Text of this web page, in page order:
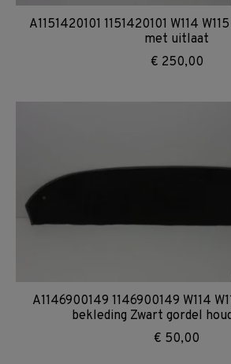
A1151420101 1151420101 W114
met uitlaat
€ 250,00
A1146900149 1146900149 W114
bekleding Zwart gordel
€ 50,00